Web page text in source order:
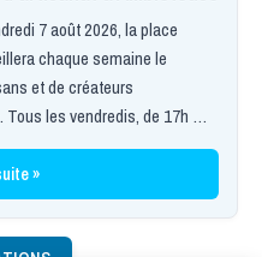
7 août 2026, la place
chaque semaine le
et de créateurs
Tous les vendredis, de 17h …
»